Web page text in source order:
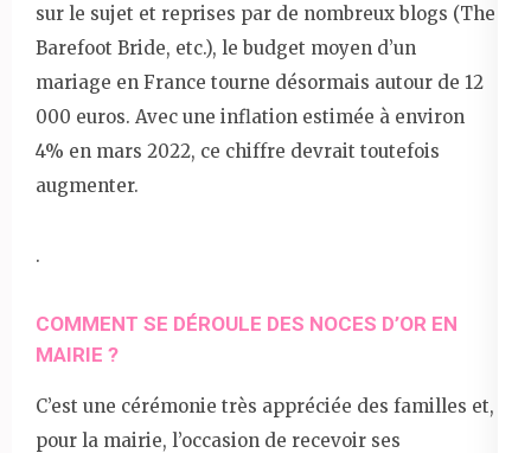
sur le sujet et reprises par de nombreux blogs (The
Barefoot Bride, etc.), le budget moyen d’un
mariage en France tourne désormais autour de 12
000 euros. Avec une inflation estimée à environ
4% en mars 2022, ce chiffre devrait toutefois
augmenter.
.
COMMENT SE DÉROULE DES NOCES D’OR EN
MAIRIE ?
C’est une cérémonie très appréciée des familles et,
pour la mairie, l’occasion de recevoir ses